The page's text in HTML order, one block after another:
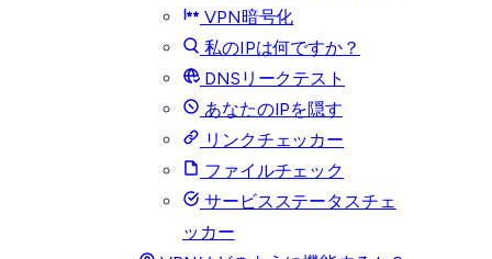
VPN暗号化
私のIPは何ですか？
DNSリークテスト
あなたのIPを隠す
リンクチェッカー
ファイルチェック
サービスステータスチェ
ッカー